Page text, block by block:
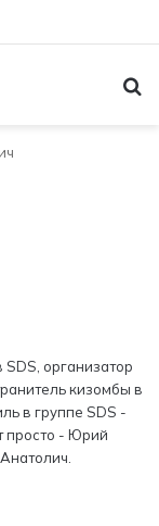
организатор
кизомбы в
в группе SDS -
просто - Юрий